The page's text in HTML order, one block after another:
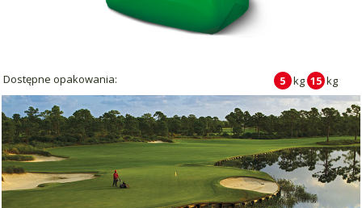
Dostępne opakowania: 5 kg 15 kg